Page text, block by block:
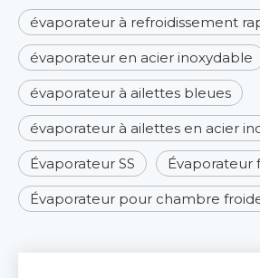
évaporateur à refroidissement
évaporateur en acier inoxydable
évaporateur à ailettes bleues
évaporateur à ailettes en acier
Évaporateur SS Évaporateur
Évaporateur pour chambre